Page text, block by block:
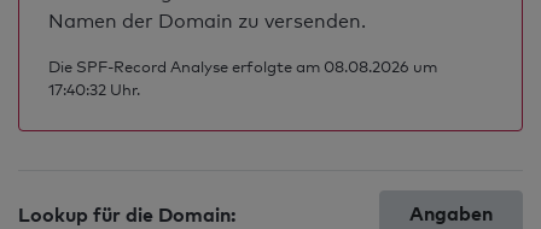
Namen der Domain zu versenden.
Die SPF-Record Analyse erfolgte am 08.08.2026 um
17:40:32 Uhr.
Lookup für die Domain:
Angaben